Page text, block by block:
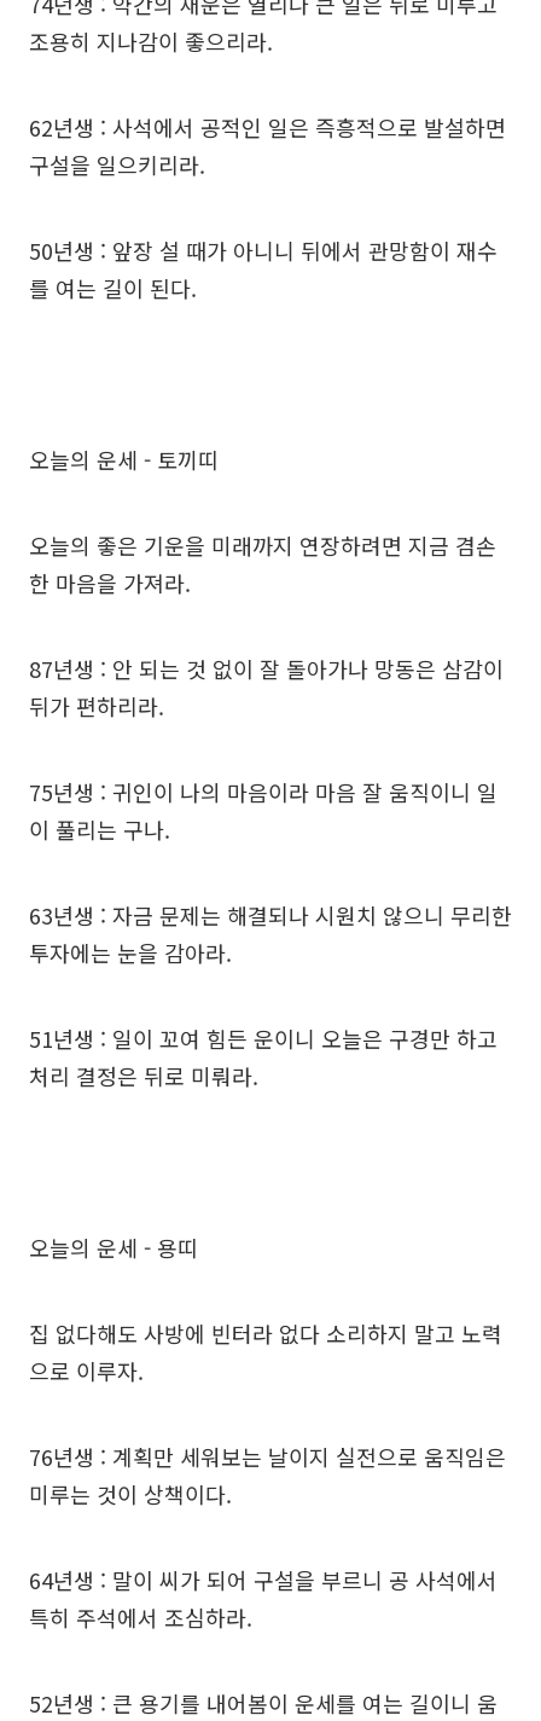
조용히 지나감이 좋으리라.
62년생 : 사석에서 공적인 일은 즉흥적으로 발설하면
구설을 일으키리라.
50년생 : 앞장 설 때가 아니니 뒤에서 관망함이 재수
를 여는 길이 된다.
오늘의 운세 - 토끼띠
오늘의 좋은 기운을 미래까지 연장하려면 지금 겸손
한 마음을 가져라.
87년생 : 안 되는 것 없이 잘 돌아가나 망동은 삼감이
뒤가 편하리라.
75년생 : 귀인이 나의 마음이라 마음 잘 움직이니 일
이 풀리는 구나.
63년생 : 자금 문제는 해결되나 시원치 않으니 무리한
투자에는 눈을 감아라.
51년생 : 일이 꼬여 힘든 운이니 오늘은 구경만 하고
처리 결정은 뒤로 미뤄라.
오늘의 운세 - 용띠
집 없다해도 사방에 빈터라 없다 소리하지 말고 노력
으로 이루자.
76년생 : 계획만 세워보는 날이지 실전으로 움직임은
미루는 것이 상책이다.
64년생 : 말이 씨가 되어 구설을 부르니 공 사석에서
특히 주석에서 조심하라.
52년생 : 큰 용기를 내어봄이 운세를 여는 길이니 움